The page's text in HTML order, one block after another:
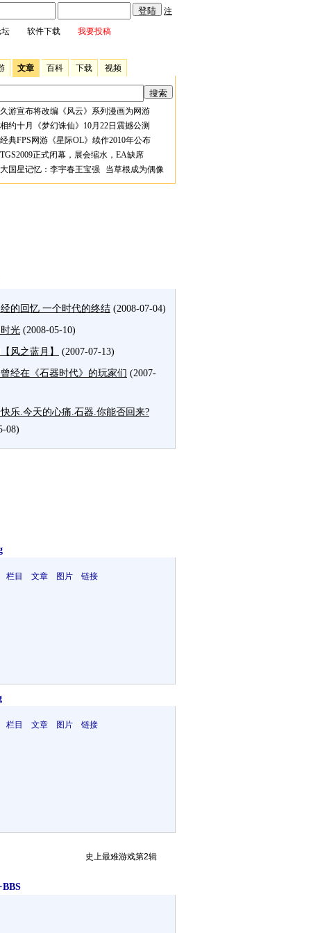
注
软件下载 我要投稿
文章 百科 下载 视频
久游宣布将改编《风云》系列漫画为网游
相约十月《梦幻诛仙》10月22日震撼公测
经典FPS网游《星际OL》续作2010年公布
TGS2009正式闭幕，展会缩水，EA缺席
大国星记忆：李宇春王宝强 当草根成为偶像
的回忆 一个时代的终结 (2008-07-04)
光 (2008-05-10)
风之蓝月】 (2007-07-13)
经在《石器时代》的玩家们 (2007-
乐.今天的心痛.石器.你能否回来?
08)
栏目 文章 图片 链接
栏目 文章 图片 链接
史上最难游戏第2辑